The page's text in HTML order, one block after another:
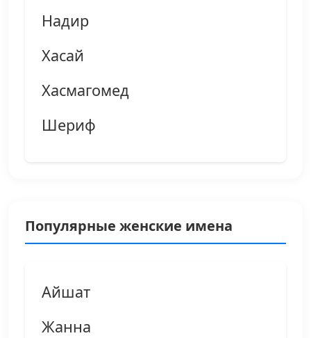
Надир
Хасай
Хасмагомед
Шериф
Популярные женские имена
Айшат
Жанна